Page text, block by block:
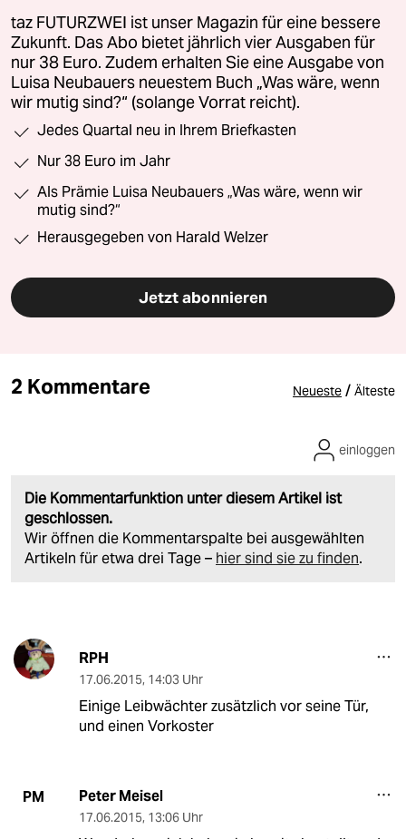
taz FUTURZWEI ist unser Magazin für eine bessere
Zukunft. Das Abo bietet jährlich vier Ausgaben für
nur 38 Euro. Zudem erhalten Sie eine Ausgabe von
Luisa Neubauers neuestem Buch „Was wäre, wenn
wir mutig sind?“ (solange Vorrat reicht).
Jedes Quartal neu in Ihrem Briefkasten
Nur 38 Euro im Jahr
Als Prämie Luisa Neubauers „Was wäre, wenn wir
mutig sind?“
Herausgegeben von Harald Welzer
Jetzt abonnieren
2 Kommentare Neueste / Älteste
Die Kommentarfunktion unter diesem Artikel ist
geschlossen.
Wir öffnen die Kommentarspalte bei ausgewählten
Artikeln für etwa drei Tage – hier sind sie zu finden.
einloggen
RPH
17.06.2015, 14:03 Uhr
Einige Leibwächter zusätzlich vor seine Tür,
und einen Vorkoster
PM Peter Meisel
17.06.2015, 13:06 Uhr